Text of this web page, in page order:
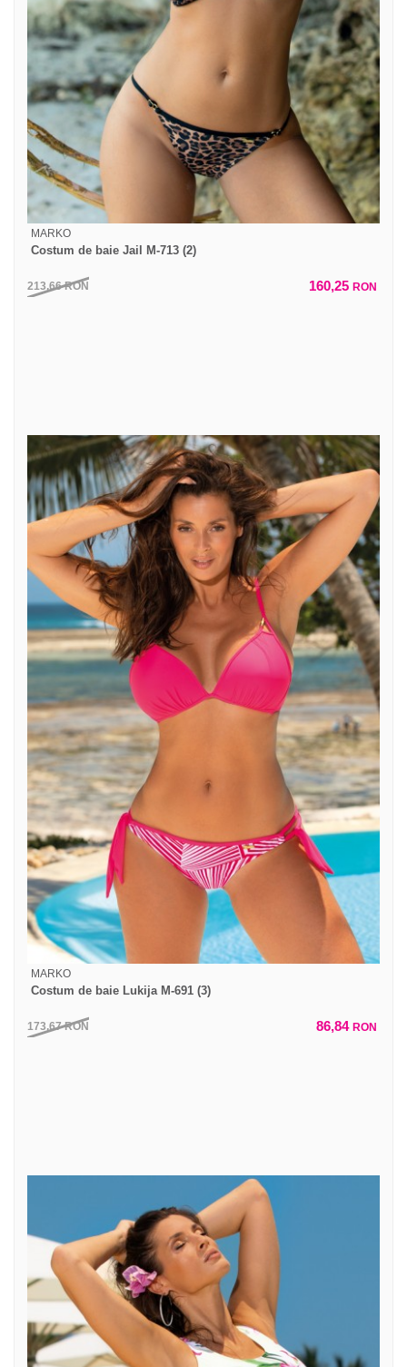
MARKO
Costum de baie Jail M-713 (2)
213,66RON 160,25 RON
MARKO
Costum de baie Lukija M-691 (3)
173,67RON 86,84 RON